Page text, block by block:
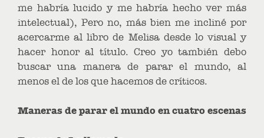
me habría lucido y me habría hecho ver más
intelectual), Pero no, más bien me incliné por
acercarme al libro de Melisa desde lo visual y
hacer honor al título. Creo yo también debo
buscar una manera de parar el mundo, al
menos el de los que hacemos de críticos.
Maneras de parar el mundo en cuatro escenas